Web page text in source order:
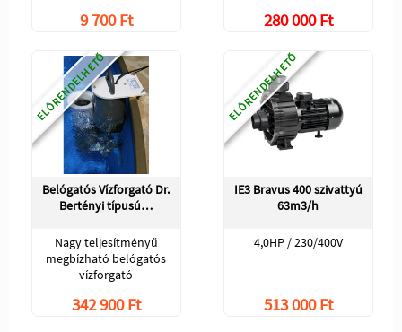
9 700 Ft 280 000 Ft
ELŐRENDELHETŐ
Belógatós Vízforgató Dr.
Bertényi típusú…
Nagy teljesítményű
megbízható belógatós
vízforgató
342 900 Ft
ELŐRENDELHETŐ
IE3 Bravus 400 szivattyú
63m3/h
4,0HP / 230/400V
513 000 Ft